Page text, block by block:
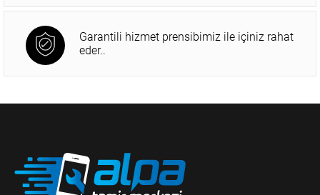
Garantili hizmet prensibimiz ile içiniz rahat
eder..